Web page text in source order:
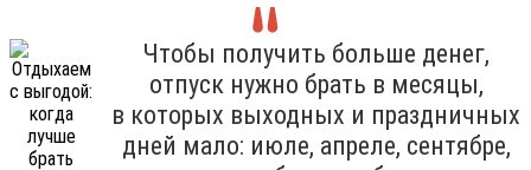
Чтобы получить больше денег,
отпуск нужно брать в месяцы,
в которых выходных и праздничных
дней мало: июле, апреле, сентябре,